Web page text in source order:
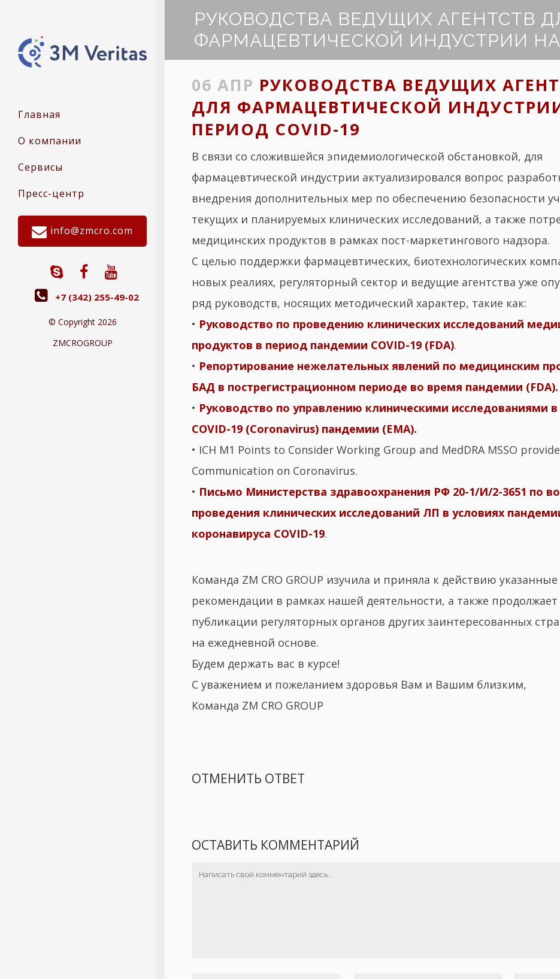
Главная
О компании
Сервисы
Пресс-центр
info@zmcro.com
+7 (342) 255-49-02
© Copyright 2026
ZMCROGROUP
РУКОВОДСТВА ВЕДУЩИХ АГЕНТСТВ
ФАРМАЦЕВТИЧЕСКОЙ ИНДУСТРИИ НА
06 АПР РУКОВОДСТВА ВЕДУЩИХ
ДЛЯ ФАРМАЦЕВТИЧЕСКОЙ
ПЕРИОД COVID-19
В связи со сложившейся эпидемиологической обстановкой, для
фармацевтической индустрии актуализировался вопрос
внедрения дополнительных мер по обеспечению безопасности
текущих и планируемых клинических исследований, а также
медицинских продуктов в рамках пост-маркетингового надзора.
С целью поддержки фармацевтических, биотехнологических
новых реалиях, регуляторный сектор и ведущие агентства уже
ряд руководств, носящих методический характер, такие как:
• Руководство по проведению клинических исследований
продуктов в период пандемии COVID-19 (FDA).
• Репортирование нежелательных явлений по медицинским
БАД в пострегистрационном периоде во время пандемии (FDA).
• Руководство по управлению клиническими исследованиями
COVID-19 (Coronavirus) пандемии (EMA).
• ICH M1 Points to Consider Working Group and MedDRA MSSO provide
Communication on Coronavirus.
• Письмо Министерства здравоохранения РФ 20-1/И/2-3651 по
проведения клинических исследований ЛП в условиях
коронавируса COVID-19.
Команда ZM CRO GROUP изучила и приняла к действию
рекомендации в рамках нашей деятельности, а также продолжает
публикации регуляторных органов других заинтересованных
на ежедневной основе.
Будем держать вас в курсе!
С уважением и пожеланием здоровья Вам и Вашим близким,
Команда ZM CRO GROUP
ОТМЕНИТЬ ОТВЕТ
ОСТАВИТЬ КОММЕНТАРИЙ